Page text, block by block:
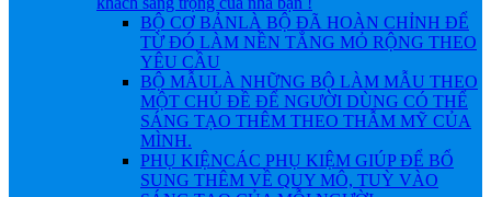
BỘ CƠ BẢNLÀ BỘ ĐÃ HOÀN CHỈNH ĐỂ
TỪ ĐÓ LÀM NỀN TẲNG MỎ RỘNG THEO
YÊU CẦU
BỘ MẪULÀ NHỮNG BỘ LÀM MẪU THEO
MỘT CHỦ ĐỀ ĐỂ NGƯỜI DÙNG CÓ THỂ
SÁNG TẠO THÊM THEO THẪM MỸ CỦA
MÌNH.
PHỤ KIỆNCÁC PHỤ KIỆM GIÚP ĐỂ BỔ
SUNG THÊM VỀ QUY MÔ, TUỲ VÀO